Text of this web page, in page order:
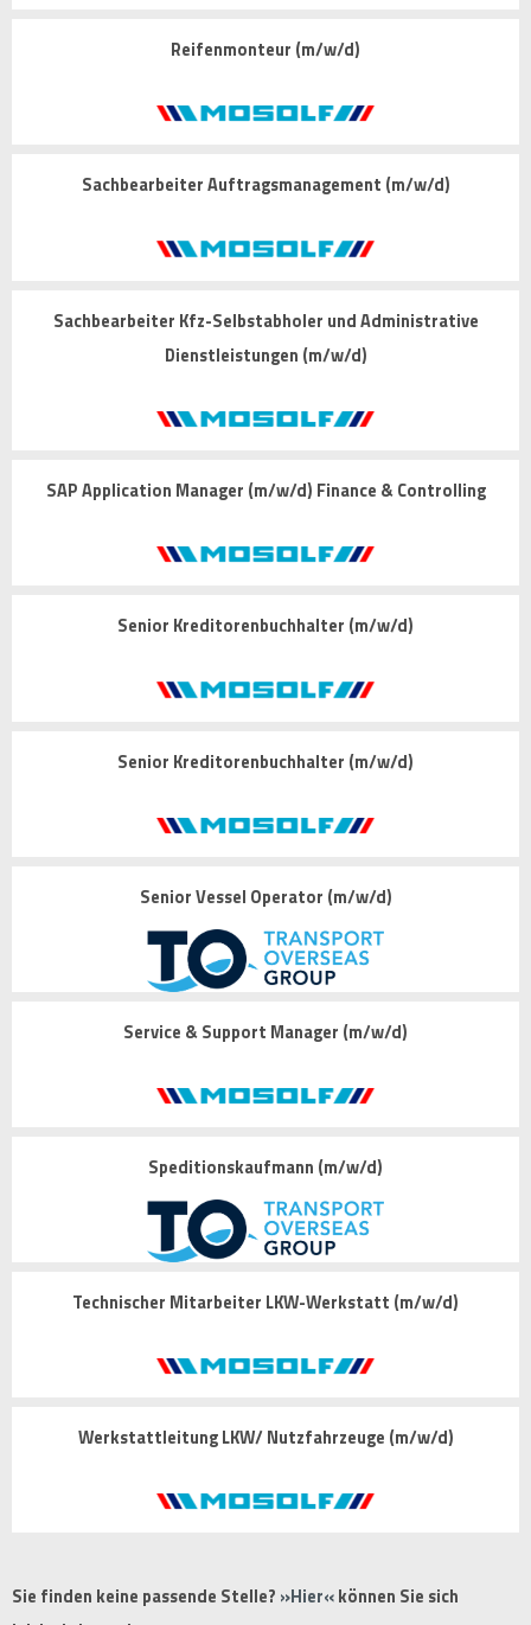
Reifenmonteur (m/w/d)
Sachbearbeiter Auftragsmanagement (m/w/d)
Sachbearbeiter Kfz-Selbstabholer und Administrative
Dienstleistungen (m/w/d)
SAP Application Manager (m/w/d) Finance & Controlling
Senior Kreditorenbuchhalter (m/w/d)
Senior Kreditorenbuchhalter (m/w/d)
Senior Vessel Operator (m/w/d)
Service & Support Manager (m/w/d)
Speditionskaufmann (m/w/d)
Technischer Mitarbeiter LKW-Werkstatt (m/w/d)
Werkstattleitung LKW/ Nutzfahrzeuge (m/w/d)
Sie finden keine passende Stelle? Hier
können Sie sich